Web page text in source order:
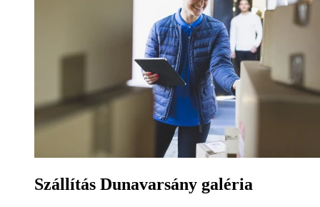
Szállítás Dunavarsány galéria